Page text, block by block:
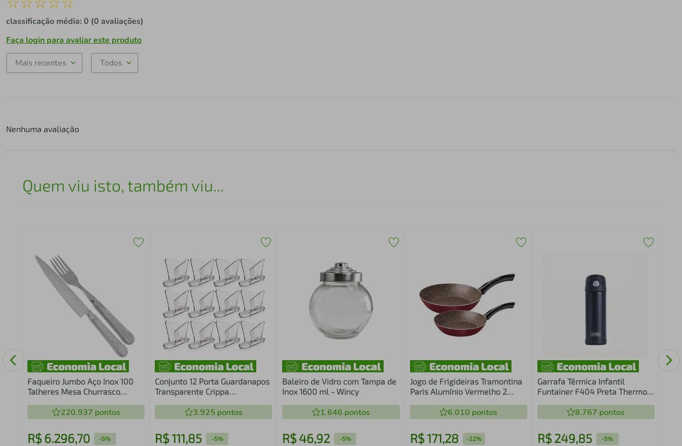
classificação média: 0 (0 avaliações)
Faça login para avaliar este produto
Mais recentes Todos
Nenhuma avaliação
Quem viu isto, também viu...
Faqueiro Jumbo Aço Inox 100
Talheres Mesa Churrasco
220.937 pontos
R$ 6.296,70 -5%
Conjunto 12 Porta Guardanapos
Transparente Crippa
Restaurante3.925pontos
R$111,85 -5%
Baleiro de Vidro com Tampa de
Inox 1600 ml - Wincy
1.646 pontos
R$46,92 -5%
Jogo de Frigideiras Tramontina
Paris Alumínio Vermelho 2
6.010 pontos
R$171,28 -22%
Garrafa Térmica Infantil
Funtainer F404 Preta Thermos
8.767 pontos
R$ 249,85 -5%